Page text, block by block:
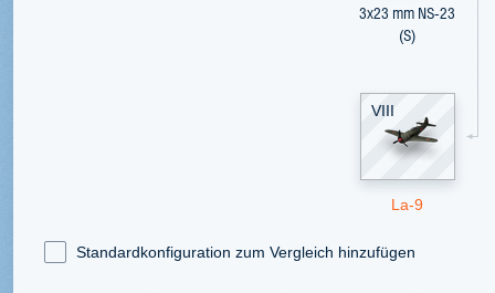
3x23 mm NS-23
(S)
VIII
La-9
Standardkonfiguration zum Vergleich hinzufügen